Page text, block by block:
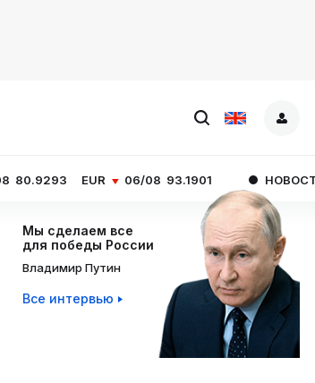
EUR 06/08 93.1901 НОВОСТИ ЧАСА
Мы сделаем все
для победы России
Владимир Путин
Все интервью